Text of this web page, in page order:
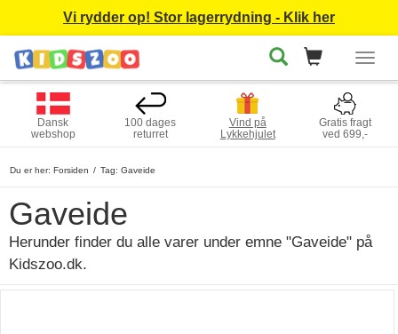
Vi rydder op! Stor lagerrydning - Klik her
Dansk
webshop
100 dages
returret
Vind på
Lykkehjulet
Gratis fragt
ved 699,-
Du er her: Forsiden Tag: Gaveide
Gaveide
Herunder finder du alle varer under emne "Gaveide" på
Kidszoo.dk.